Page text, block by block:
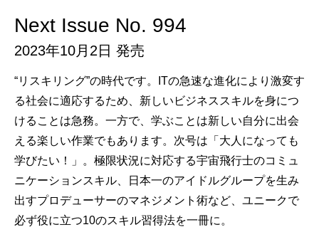
Next Issue No. 994
2023年10月2日 発売
“リスキリング”の時代です。ITの急速な進化により激変す
る社会に適応するため、新しいビジネススキルを身につ
けることは急務。一方で、学ぶことは新しい自分に出会
える楽しい作業でもあります。次号は「大人になっても
学びたい！」。極限状況に対応する宇宙飛行士のコミュ
ニケーションスキル、日本一のアイドルグループを生み
出すプロデューサーのマネジメント術など、ユニークで
必ず役に立つ10のスキル習得法を一冊に。